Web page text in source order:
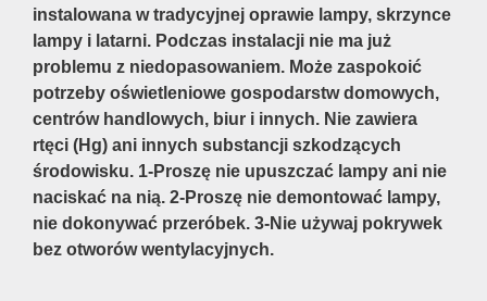
instalowana w tradycyjnej oprawie lampy, skrzynce
lampy i latarni. Podczas instalacji nie ma już
problemu z niedopasowaniem. Może zaspokoić
potrzeby oświetleniowe gospodarstw domowych,
centrów handlowych, biur i innych. Nie zawiera
rtęci (Hg) ani innych substancji szkodzących
środowisku. 1-Proszę nie upuszczać lampy ani nie
naciskać na nią. 2-Proszę nie demontować lampy,
nie dokonywać przeróbek. 3-Nie używaj pokrywek
bez otworów wentylacyjnych.